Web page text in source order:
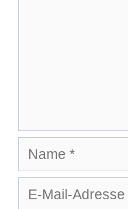
Name
E-